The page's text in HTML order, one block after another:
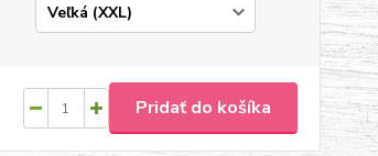
Pridať do košíka